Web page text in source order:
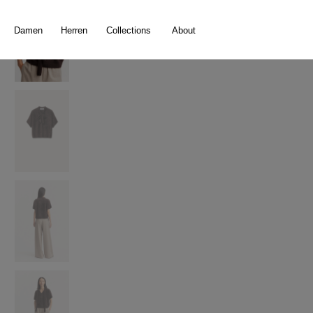
Damen Herren Collections About